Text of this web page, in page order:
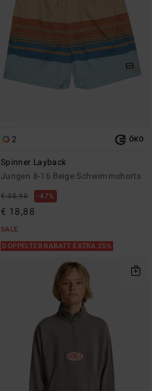
2 ÖKO
Spinner Layback
Jungen 8-16 Beige Schwimmshorts
€ 35,95 47%
€ 18,88
SALE
DOPPELTER RABATT EXTRA 25%